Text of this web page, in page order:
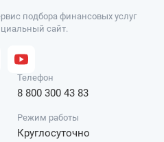
подбора финансовых услуг
сайт.
Телефон
8 800 300 43 83
Режим работы
Круглосуточно